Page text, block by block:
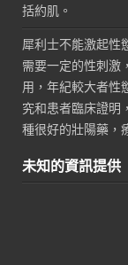
括約肌。
犀利士不能激起性
需要一定的性刺激
用，年紀較大者性
究和患者臨床證明
種很好的壯陽藥，
未知的資訊提供